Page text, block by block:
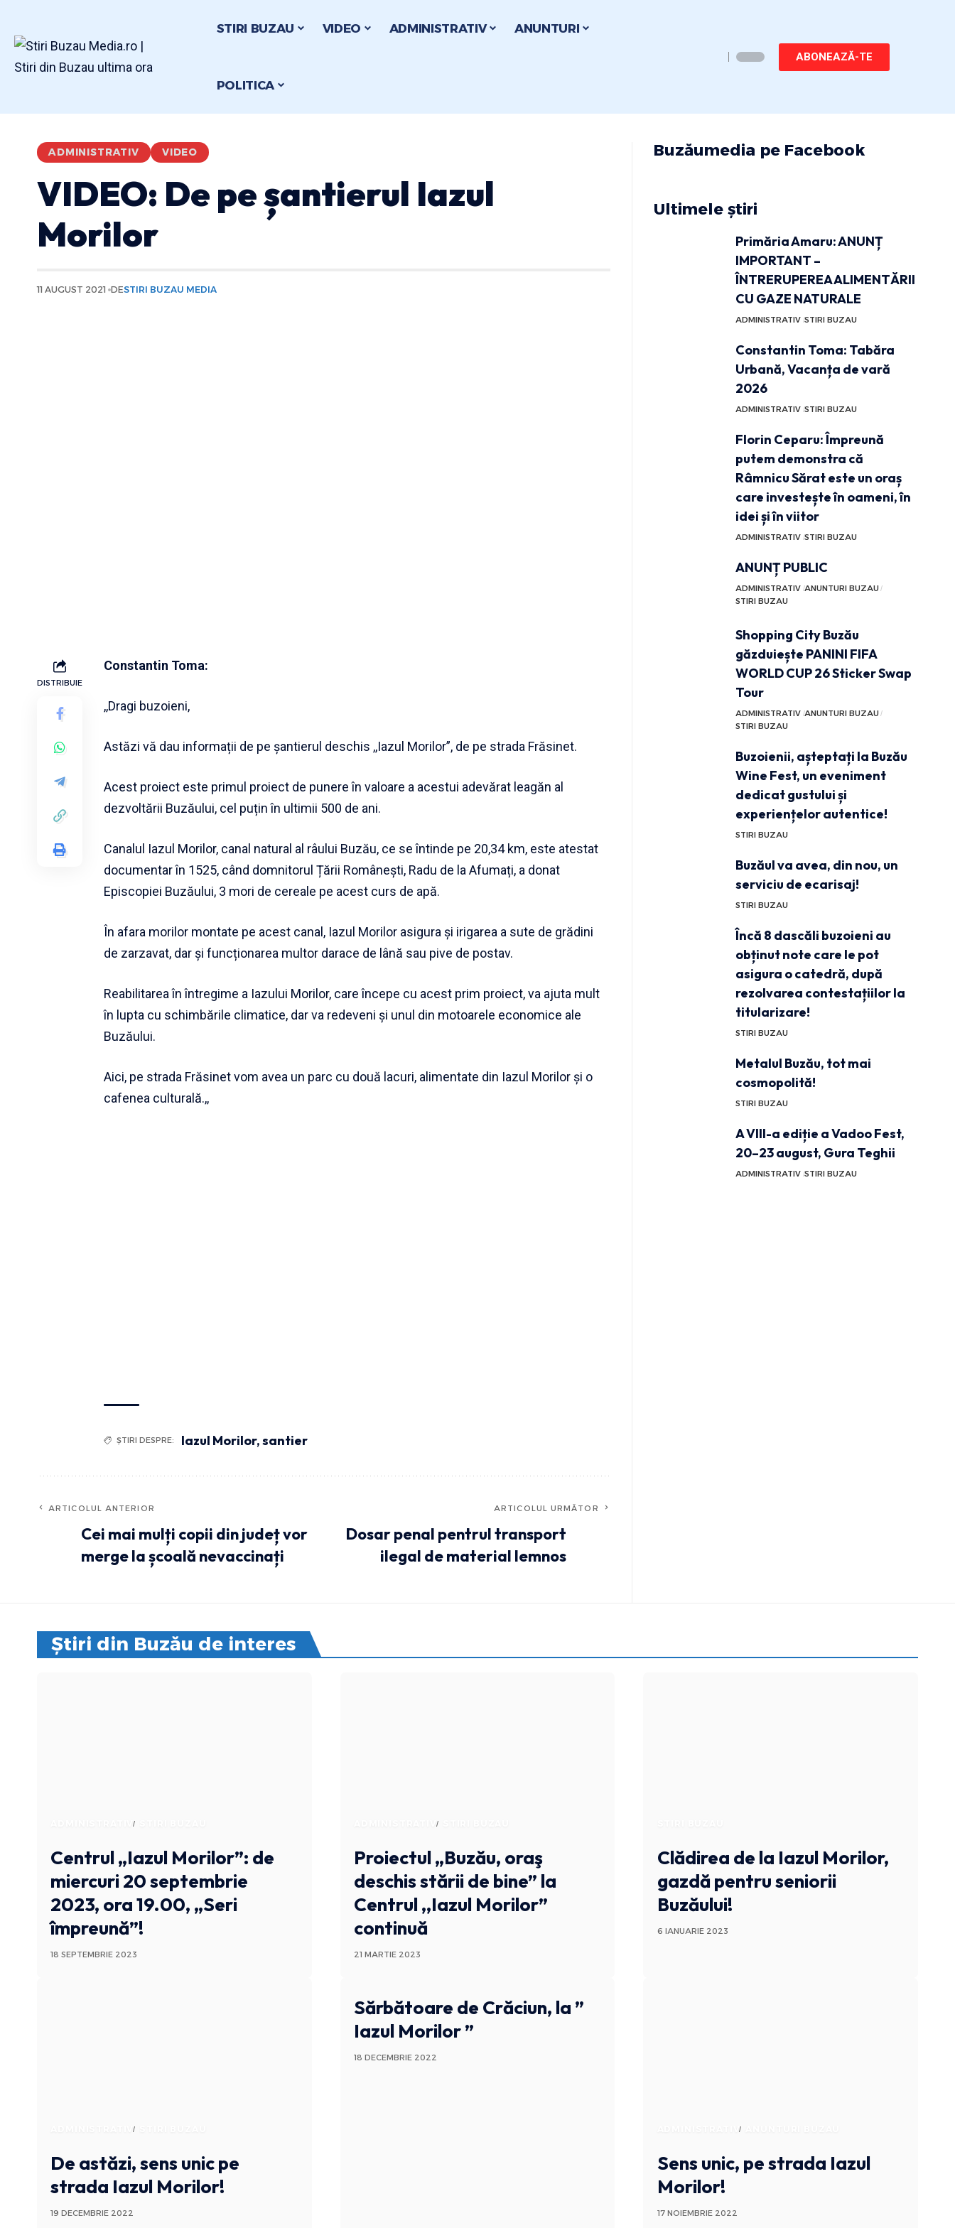
STIRI BUZAU VIDEO ADMINISTRATIV ANUNTURI
POLITICA
ABONEAZĂ-TE
ADMINISTRATIV VIDEO
VIDEO: De pe șantierul Iazul
Morilor
11 AUGUST 2021 DESTIRI BUZAU MEDIA
DISTRIBUIE
Constantin Toma:
,,Dragi buzoieni,
Astăzi vă dau informații de pe șantierul deschis ,,Iazul Morilor”, de pe strada Frăsinet.
Acest proiect este primul proiect de punere în valoare a acestui adevărat leagăn al
dezvoltării Buzăului, cel puțin în ultimii 500 de ani.
Canalul Iazul Morilor, canal natural al râului Buzău, ce se întinde pe 20,34 km, este atestat
documentar în 1525, când domnitorul Țării Românești, Radu de la Afumați, a donat
Episcopiei Buzăului, 3 mori de cereale pe acest curs de apă.
În afara morilor montate pe acest canal, Iazul Morilor asigura și irigarea a sute de grădini
de zarzavat, dar și funcționarea multor darace de lână sau pive de postav.
Reabilitarea în întregime a Iazului Morilor, care începe cu acest prim proiect, va ajuta mult
în lupta cu schimbările climatice, dar va redeveni și unul din motoarele economice ale
Buzăului.
Aici, pe strada Frăsinet vom avea un parc cu două lacuri, alimentate din Iazul Morilor și o
cafenea culturală.,,
ȘTIRI DESPRE: Iazul Morilor,santier
ARTICOLUL ANTERIOR
Cei mai mulți copii din județ vor
merge la școală nevaccinați
ARTICOLUL URMĂTOR
Dosar penal pentrul transport
ilegal de material lemnos
Buzăumedia pe Facebook
Ultimele știri
Primăria Amaru: ANUNȚ
IMPORTANT –
ÎNTRERUPEREA ALIMENTĂRII
CU GAZE NATURALE
ADMINISTRATIV STIRI BUZAU
Constantin Toma: Tabăra
Urbană, Vacanța de vară
2026
ADMINISTRATIV STIRI BUZAU
Florin Ceparu: Împreună
putem demonstra că
Râmnicu Sărat este un oraș
care investește în oameni, în
idei și în viitor
ADMINISTRATIV STIRI BUZAU
ANUNȚ PUBLIC
ADMINISTRATIV ANUNTURI BUZAU
STIRI BUZAU
Shopping City Buzău
găzduiește PANINI FIFA
WORLD CUP 26 Sticker Swap
Tour
ADMINISTRATIV ANUNTURI BUZAU
STIRI BUZAU
Buzoienii, așteptați la Buzău
Wine Fest, un eveniment
dedicat gustului și
experiențelor autentice!
STIRI BUZAU
Buzăul va avea, din nou, un
serviciu de ecarisaj!
STIRI BUZAU
Încă 8 dascăli buzoieni au
obținut note care le pot
asigura o catedră, după
rezolvarea contestațiilor la
titularizare!
STIRI BUZAU
Metalul Buzău, tot mai
cosmopolită!
STIRI BUZAU
A VIII-a ediție a Vadoo Fest,
20–23 august, Gura Teghii
ADMINISTRATIV STIRI BUZAU
Știri din Buzău de interes
ADMINISTRATIV
Centrul „Iazul Morilor”: de
miercuri 20 septembrie
2023, ora 19.00, „Seri
împreună”!
18 SEPTEMBRIE 2023
ADMINISTRATIV
Proiectul „Buzău, oraş
deschis stării de bine” la
Centrul ,,Iazul Morilor”
continuă
21 MARTIE 2023
Clădirea de la Iazul Morilor,
gazdă pentru seniorii
Buzăului!
6 IANUARIE 2023
ADMINISTRATIV
De astăzi, sens unic pe
strada Iazul Morilor!
19 DECEMBRIE 2022
Sărbătoare de Crăciun, la ”
Iazul Morilor ”
18 DECEMBRIE 2022
ADMINISTRATIV
Sens unic, pe strada Iazul
Morilor!
17 NOIEMBRIE 2022